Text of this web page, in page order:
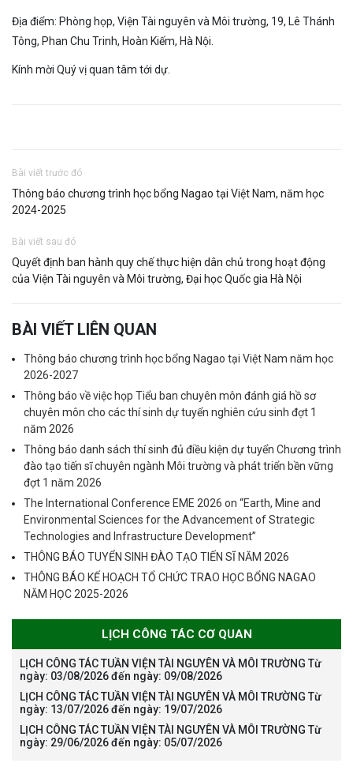
Địa điểm: Phòng họp, Viện Tài nguyên và Môi trường, 19, Lê Thánh
Tông, Phan Chu Trinh, Hoàn Kiếm, Hà Nội.
Kính mời Quý vị quan tâm tới dự.
Bài viết trước đó
Thông báo chương trình học bổng Nagao tại Việt Nam, năm học
2024-2025
Bài viết sau đó
Quyết định ban hành quy chế thực hiện dân chủ trong hoạt động
của Viện Tài nguyên và Môi trường, Đại học Quốc gia Hà Nội
BÀI VIẾT LIÊN QUAN
Thông báo chương trình học bổng Nagao tại Việt Nam năm học
2026-2027
Thông báo về việc họp Tiểu ban chuyên môn đánh giá hồ sơ
chuyên môn cho các thí sinh dự tuyển nghiên cứu sinh đợt 1
năm 2026
Thông báo danh sách thí sinh đủ điều kiện dự tuyển Chương trình
đào tạo tiến sĩ chuyên ngành Môi trường và phát triển bền vững
đợt 1 năm 2026
The International Conference EME 2026 on “Earth, Mine and
Environmental Sciences for the Advancement of Strategic
Technologies and Infrastructure Development”
THÔNG BÁO TUYỂN SINH ĐÀO TẠO TIẾN SĨ NĂM 2026
THÔNG BÁO KẾ HOẠCH TỔ CHỨC TRAO HỌC BỔNG NAGAO
NĂM HỌC 2025-2026
LỊCH CÔNG TÁC CƠ QUAN
LỊCH CÔNG TÁC TUẦN VIỆN TÀI NGUYÊN VÀ MÔI TRƯỜNG Từ
ngày: 03/08/2026 đến ngày: 09/08/2026
LỊCH CÔNG TÁC TUẦN VIỆN TÀI NGUYÊN VÀ MÔI TRƯỜNG Từ
ngày: 13/07/2026 đến ngày: 19/07/2026
LỊCH CÔNG TÁC TUẦN VIỆN TÀI NGUYÊN VÀ MÔI TRƯỜNG Từ
ngày: 29/06/2026 đến ngày: 05/07/2026